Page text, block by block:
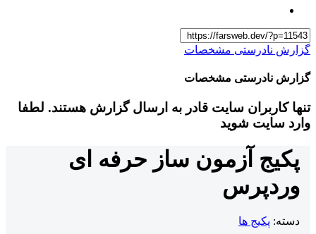
گزارش نادرستی مشخصات
گزارش نادرستی مشخصات
تنها کاربران سایت قادر به ارسال گزارش هستند. لطفا
وارد سایت شوید
پکیج آزمون ساز حرفه ای
وردپرس
دسته: پکیج ها